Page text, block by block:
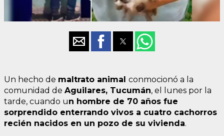
Un hecho de maltrato animal conmocionó a la
comunidad de Aguilares, Tucumán, el lunes por la
tarde, cuando un hombre de 70 años fue
sorprendido enterrando vivos a cuatro cachorros
recién nacidos en un pozo de su vivienda.